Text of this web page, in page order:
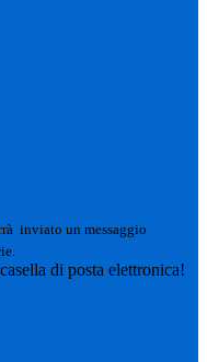
inviato un messaggio
di posta elettronica!